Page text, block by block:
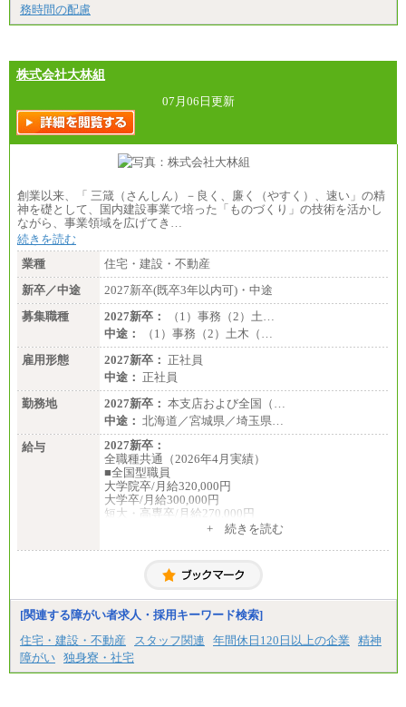
務時間の配慮
株式会社大林組
07月06日更新
創業以来、「 三箴（さんしん）－良く、廉く（やすく）、速い」の精
神を礎として、国内建設事業で培った「ものづくり」の技術を活かし
ながら、事業領域を広げてき…
続きを読む
業種
住宅・建設・不動産
新卒／中途
2027新卒(既卒3年以内可)・中途
募集職種
2027新卒：
（1）事務（2）土…
中途：
（1）事務（2）土木（…
雇用形態
2027新卒： 正社員
中途： 正社員
勤務地
2027新卒： 本支店および全国（…
中途： 北海道／宮城県／埼玉県…
給与
2027新卒：
全職種共通（2026年4月実績）
■全国型職員
大学院卒/月給320,000円
大学卒/月給300,000円
短大・高専卒/月給270,000円
大学院卒/月給256,000円～288,000円
大学卒/月給240,000円～270,000円
短大・高専卒/月給216,000円～243,000円
■特定職員※
大学院卒/月給234,000円～263,000円
大学卒/月給219,000円～246,000円
短大・高専卒/月給197,000円～222,000円
※拠点型職員、特定職員の給与は、生活の拠点が定
+ 続きを読む
[関連する障がい者求人・採用キーワード検索]
住宅・建設・不動産
スタッフ関連 年間休日120日以上の企業
精神
障がい 独身寮・社宅